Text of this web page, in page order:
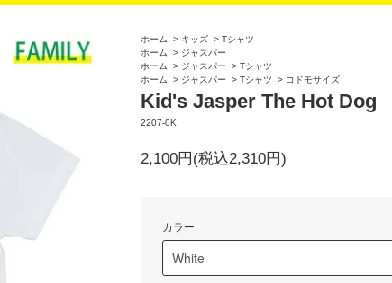
ホーム > キッズ > Tシャツ
ホーム
> ジャスパー
ホーム
> ジャスパー > Tシャツ
ホーム
> ジャスパー > Tシャツ > コドモサイズ
Kid's Jasper The Hot Dog
2207-0K
2,100円(税込2,310円)
カラー